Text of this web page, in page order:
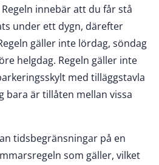
innebär att du får stå
under ett dygn, därefter
gäller inte lördag, söndag
helgdag. Regeln gäller inte
med tilläggstavla
bara är tillåten mellan vissa
tidsbegränsningar på en
som gäller, vilket